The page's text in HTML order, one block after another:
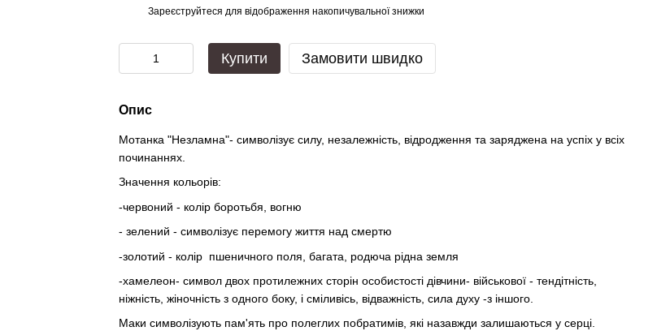
Зареєструйтеся для відображення накопичувальної знижки
Купити Замовити швидко
Опис
Мотанка "Незламна"- символізує силу, незалежність, відродження та заряджена на успіх у всіх
починаннях.
Значення кольорів:
-червоний - колір боротьбя, вогню
- зелений - символізує перемогу життя над смертю
-золотий - колір пшеничного поля, багата, родюча рідна земля
-хамелеон- символ двох протилежних сторін особистості дівчини- військової - тендітність,
ніжність, жіночність з одного боку, і сміливісь, відважність, сила духу -з іншого.
Маки символізують пам'ять про полеглих побратимів, які назавжди залишаються у серці.